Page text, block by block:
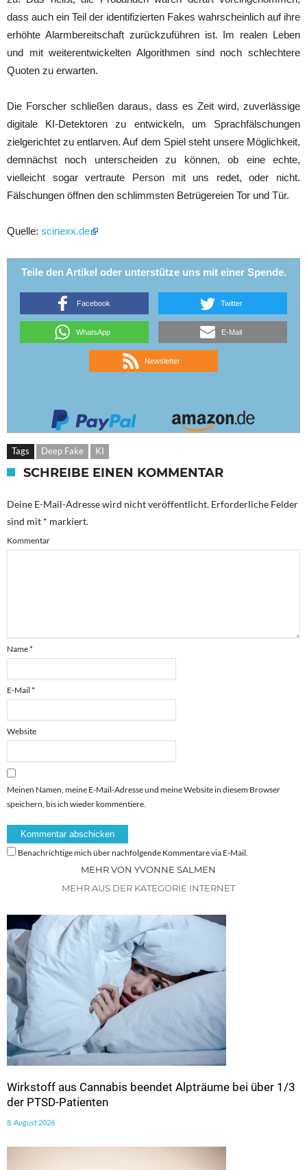
dass auch ein Teil der identifizierten Fakes wahrscheinlich auf ihre
erhöhte Alarmbereitschaft zurückzuführen ist. Im realen Leben
und mit weiterentwickelten Algorithmen sind noch schlechtere
Quoten zu erwarten.
Die Forscher schließen daraus, dass es Zeit wird, zuverlässige
digitale KI-Detektoren zu entwickeln, um Sprachfälschungen
zielgerichtet zu entlarven. Auf dem Spiel steht unsere Möglichkeit,
demnächst noch unterscheiden zu können, ob eine echte,
vielleicht sogar vertraute Person mit uns redet, oder nicht.
Fälschungen öffnen den schlimmsten Betrügereien Tor und Tür.
Quelle: scinexx.de
Teile den Artikel oder unterstütze uns mit einer Spende.
Facebook Twitter
WhatsApp E-Mail
Newsletter
Tags Deep Fake KI
SCHREIBE EINEN KOMMENTAR
Deine E-Mail-Adresse wird nicht veröffentlicht. Erforderliche Felder
sind mit * markiert.
Kommentar
Name*
E-Mail *
Website
Meinen Namen, meine E-Mail-Adresse und meine Website in diesem Browser
speichern, bis ich wieder kommentiere.
Benachrichtige mich über nachfolgende Kommentare via E-Mail.
MEHR VON YVONNE SALMEN
MEHR AUS DER KATEGORIE INTERNET
Wirkstoff aus Cannabis beendet Alpträume bei über 1/3
der PTSD-Patienten
8. August 2026